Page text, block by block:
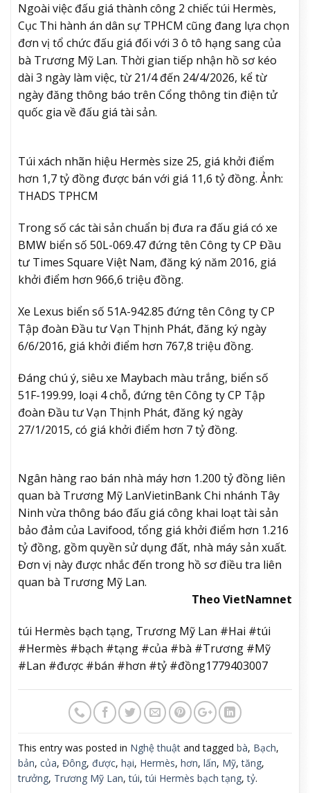
Ngoài việc đấu giá thành công 2 chiếc túi Hermès,
Cục Thi hành án dân sự TPHCM cũng đang lựa chọn
đơn vị tổ chức đấu giá đối với 3 ô tô hạng sang của
bà Trương Mỹ Lan. Thời gian tiếp nhận hồ sơ kéo
dài 3 ngày làm việc, từ 21/4 đến 24/4/2026, kể từ
ngày đăng thông báo trên Cổng thông tin điện tử
quốc gia về đấu giá tài sản.
Túi xách nhãn hiệu Hermès size 25, giá khởi điểm
hơn 1,7 tỷ đồng được bán với giá 11,6 tỷ đồng. Ảnh:
THADS TPHCM
Trong số các tài sản chuẩn bị đưa ra đấu giá có xe
BMW biển số 50L-069.47 đứng tên Công ty CP Đầu
tư Times Square Việt Nam, đăng ký năm 2016, giá
khởi điểm hơn 966,6 triệu đồng.
Xe Lexus biển số 51A-942.85 đứng tên Công ty CP
Tập đoàn Đầu tư Vạn Thịnh Phát, đăng ký ngày
6/6/2016, giá khởi điểm hơn 767,8 triệu đồng.
Đáng chú ý, siêu xe Maybach màu trắng, biển số
51F-199.99, loại 4 chỗ, đứng tên Công ty CP Tập
đoàn Đầu tư Vạn Thịnh Phát, đăng ký ngày
27/1/2015, có giá khởi điểm hơn 7 tỷ đồng.
Ngân hàng rao bán nhà máy hơn 1.200 tỷ đồng liên
quan bà Trương Mỹ LanVietinBank Chi nhánh Tây
Ninh vừa thông báo đấu giá công khai loạt tài sản
bảo đảm của Lavifood, tổng giá khởi điểm hơn 1.216
tỷ đồng, gồm quyền sử dụng đất, nhà máy sản xuất.
Đơn vị này được nhắc đến trong hồ sơ điều tra liên
quan bà Trương Mỹ Lan.
Theo VietNamnet
túi Hermès bạch tạng, Trương Mỹ Lan #Hai #túi
#Hermès #bạch #tạng #của #bà #Trương #Mỹ
#Lan #được #bán #hơn #tỷ #đồng1779403007
This entry was posted in Nghệ thuật and tagged bà, Bạch,
bản, của, Đông, được, hại, Hermès, hơn, lấn, Mỹ,tăng,
trưởng, Trương Mỹ Lan,túi,túi Hermès bạch tạng,tỷ.